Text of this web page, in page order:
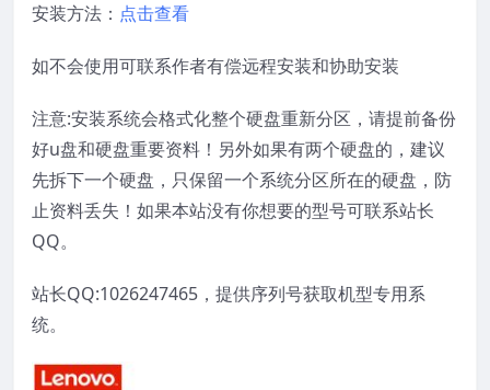
安装方法： 点击查看
如不会使用可联系作者有偿远程安装和协助安装
注意:安装系统会格式化整个硬盘重新分区，请提前备份
好u盘和硬盘重要资料！另外如果有两个硬盘的，建议
先拆下一个硬盘，只保留一个系统分区所在的硬盘，防
止资料丢失！如果本站没有你想要的型号可联系站长
QQ。
站长QQ:1026247465，提供序列号获取机型专用系
统。